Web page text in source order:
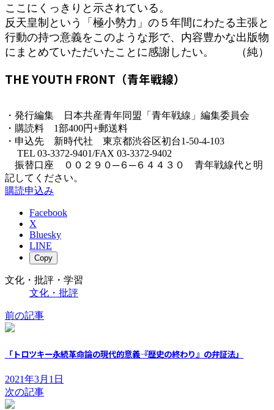
ここにくっきりと示されている。
反天皇制という「極小勢力」の５年間にわたる主張と
行動の持つ意義をこのような形で、内容豊かな出版物
にまとめていただいたことに感謝したい。 （純）
THE YOUTH FRONT（青年戦線）
・発行編集 日本共産青年同盟「青年戦線」編集委員会
・購読料 1部400円+郵送料
・申込先 新時代社 東京都渋谷区初台1-50-4-103
TEL 03-3372-9401/FAX 03-3372-9402
振替口座 ００２９０─６─６４４３０ 青年戦線代と明
記してください。
購読申込み
Facebook
X
Bluesky
LINE
Copy
文化・批評・学習
文化・批評
前の記事
「トロツキー永続革命論の現代的意義――『歴史の終わり』の弁証法」
2021年3月1日
次の記事